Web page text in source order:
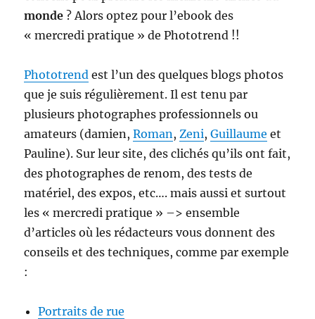
monde ? Alors optez pour l’ebook des
« mercredi pratique » de Phototrend !!
Phototrend est l’un des quelques blogs photos
que je suis régulièrement. Il est tenu par
plusieurs photographes professionnels ou
amateurs (damien,Roman,Zeni,Guillaume et
Pauline). Sur leur site, des clichés qu’ils ont fait,
des photographes de renom, des tests de
matériel, des expos, etc…. mais aussi et surtout
les « mercredi pratique » –> ensemble
d’articles où les rédacteurs vous donnent des
conseils et des techniques, comme par exemple
:
Portraits de rue